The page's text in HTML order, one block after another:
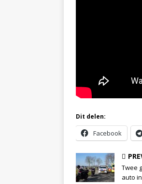
Dit delen:
Facebook
Twee
auto